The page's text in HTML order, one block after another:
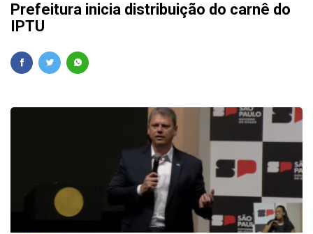
Prefeitura inicia distribuição do carnê do
IPTU